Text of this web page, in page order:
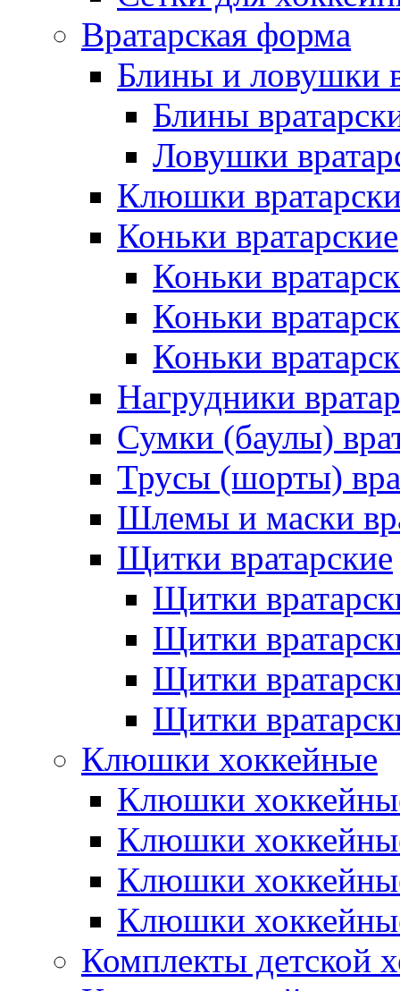
Вратарская форма
Блины и ловушки
Блины
Ловушки
Клюшки
Коньки вратарские
Коньки
Коньки
Коньки
Нагрудники
Сумки (баулы)
Трусы (шорты)
Шлемы и маски
Щитки вратарские
Щитки
Щитки
Щитки
Щитки
Клюшки хоккейные
Клюшки
Клюшки
Клюшки
Клюшки
Комплекты детской